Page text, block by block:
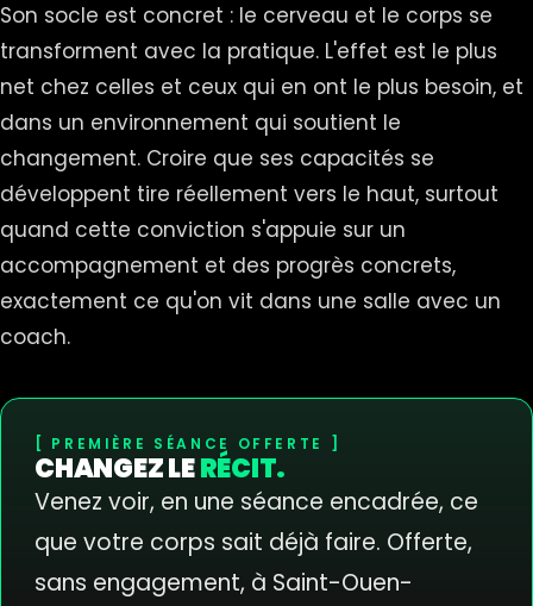
Son socle est concret : le cerveau et le corps se
transforment avec la pratique. L'effet est le plus
net chez celles et ceux qui en ont le plus besoin, et
dans un environnement qui soutient le
changement. Croire que ses capacités se
développent tire réellement vers le haut, surtout
quand cette conviction s'appuie sur un
accompagnement et des progrès concrets,
exactement ce qu'on vit dans une salle avec un
coach.
PREMIÈRE SÉANCE OFFERTE
CHANGEZ LERÉCIT.
Venez voir, en une séance encadrée, ce
que votre corps sait déjà faire. Offerte,
sans engagement, à Saint-Ouen-